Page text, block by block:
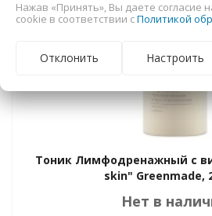
Тоник Лимфодренажный с
skin" Greenmade,
Нет в
Нажав «Принять», Вы даете согласие
cookie в соответствии сПолитикой
Отклонить Настроить